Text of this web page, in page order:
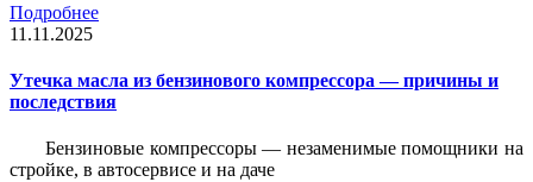
Подробнее
11.11.2025
Утечка масла из бензинового компрессора — причины и
последствия
Бензиновые компрессоры — незаменимые помощники на
стройке, в автосервисе и на даче